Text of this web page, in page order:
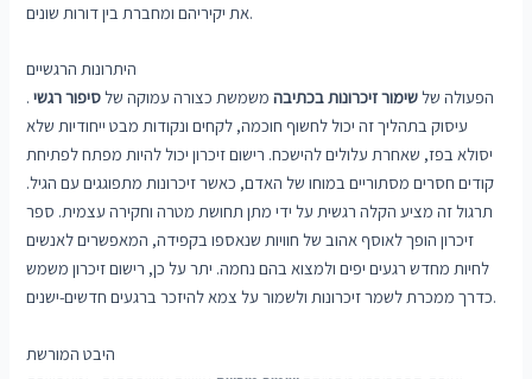
את יקיריהם ומחברת בין דורות שונים.
היתרונות הרגשיים
הפעולה שלשימור זיכרונות בכתיבהמשמשת כצורה עמוקה שלסיפור רגשי.
עיסוק בתהליך זה יכול לחשוף חוכמה, לקחים ונקודות מבט ייחודיות שלא
יסולא בפז, שאחרת עלולים להישכח. רישום זיכרון יכול להיות מפתח לפתיחת
קודים חסרים מסתוריים במוחו של האדם, כאשר זיכרונות מתפוגגים עם הגיל.
תרגול זה מציע הקלה רגשית על ידי מתן תחושת מטרה וחקירה עצמית. ספר
זיכרון הופך לאוסף אהוב של חוויות שנאספו בקפידה, המאפשרים לאנשים
לחיות מחדש רגעים יפים ולמצוא בהם נחמה. יתר על כן, רישום זיכרון משמש
כדרך ממכרת לשמר זיכרונות ולשמור על צמא להיזכר ברגעים חדשים-ישנים.
היבט המורשת